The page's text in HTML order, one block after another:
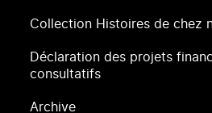
Collection Histoires de chez
Déclaration des projets
consultatifs
Archive